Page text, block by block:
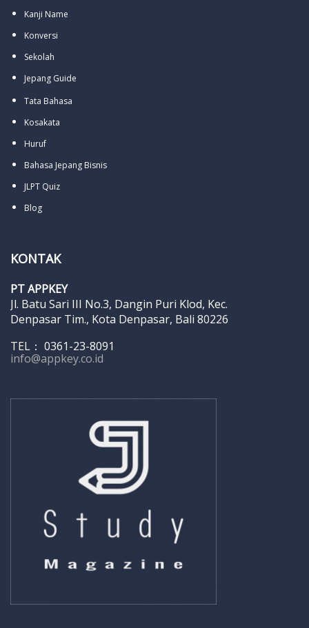
Kanji Name
Konversi
Sekolah
Jepang Guide
Tata Bahasa
Kosakata
Huruf
Bahasa Jepang Bisnis
JLPT Quiz
Blog
KONTAK
PT APPKEY
Jl. Batu Sari III No.3, Dangin Puri Klod, Kec.
Denpasar Tim., Kota Denpasar, Bali 80226
TEL： 0361-23-8091
info@appkey.co.id